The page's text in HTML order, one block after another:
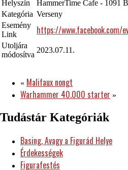
Helyszín
HammerTime Cafe - 1091
Kategória Verseny
Esemény
Link
https://
Utoljára
módosítva
2023.07.11.
« Malifaux nongt
Warhammer 40.000 starter »
Tudástár Kategóriák
Basing, Avagy a Figurád Helye
Érdekességek
Figurafestés